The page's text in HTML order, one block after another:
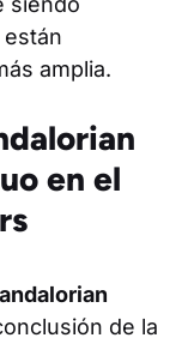
amplia.
en el
de la